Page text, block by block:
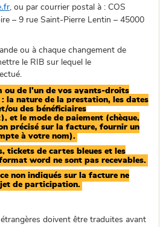
, ou par courrier postal à : COS
– 9 rue Saint-Pierre Lentin – 45000
ou à chaque changement de
le RIB sur lequel le
ou de l'un de vos ayants-droits
la nature de la prestation, les dates
ou des bénéficiaires
et le mode de paiement (chèque,
précisé sur la facture, fournir un
à votre nom).
tickets de cartes bleues et les
word ne sont pas recevables.
non indiqués sur la facture ne
de participation.
doivent être traduites avant